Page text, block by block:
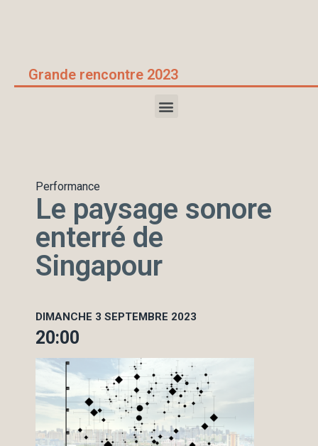
Grande rencontre 2023
Performance
Le paysage sonore
enterré de
Singapour
DIMANCHE 3 SEPTEMBRE 2023
20:00